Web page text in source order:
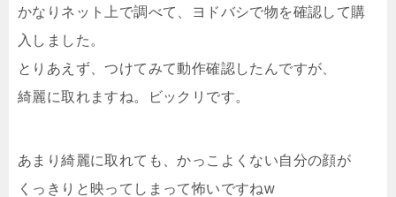
かなりネット上で調べて、ヨドバシで物を確認して購
入しました。
とりあえず、つけてみて動作確認したんですが、
綺麗に取れますね。ビックリです。
あまり綺麗に取れても、かっこよくない自分の顔が
くっきりと映ってしまって怖いですねw